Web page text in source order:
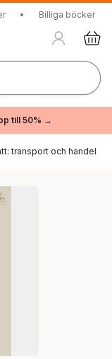
• Billiga böcker
till 50% →
transport och handel